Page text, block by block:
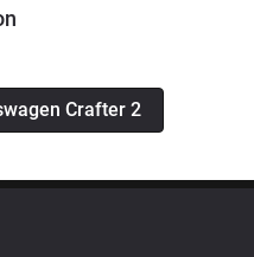
Crafter 2